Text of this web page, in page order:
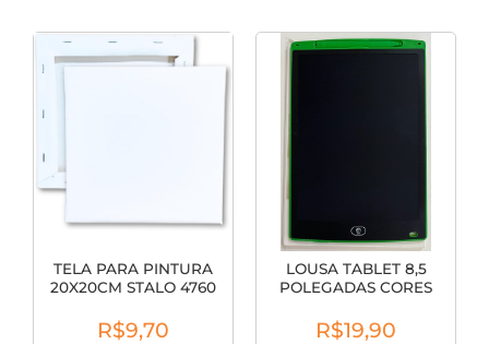
TELA PARA PINTURA
20X20CM STALO 4760
R$9,70
LOUSA TABLET 8,5
POLEGADAS CORES
R$19,90